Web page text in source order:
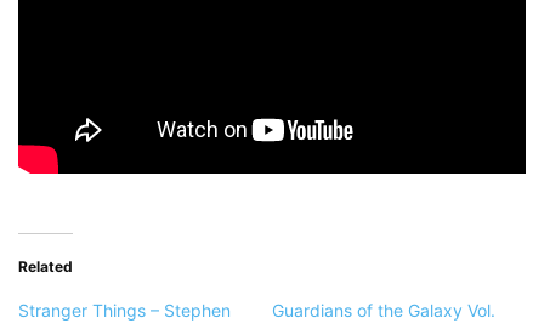
Related
Stranger Things – Stephen
Guardians of the Galaxy Vol.